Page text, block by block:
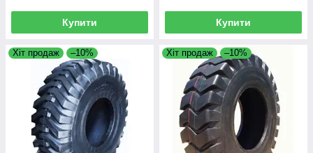
Купити Купити
Хіт продаж –10% Хіт продаж –10%